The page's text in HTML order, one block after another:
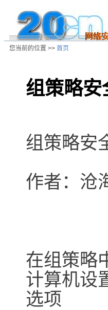
您当前的位置 >> 首页
组策略安
组策略安
作者：沧
在组策略
计算机设
选项